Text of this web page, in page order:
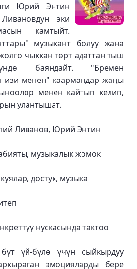
Юрий Энтин
эки
камтыйт.
музыкант болуу жана
чыккан төрт адаттан тыш
баяндайт. "Бремен
изи менен" каармандар жаңы
менен кайтып келип,
улантышат.
Ливанов, Юрий Энтин
музыкалык жомок
достук, музыка
нускасында тактоо
үй-бүлө үчүн сыйкырдуу
эмоцияларды бере